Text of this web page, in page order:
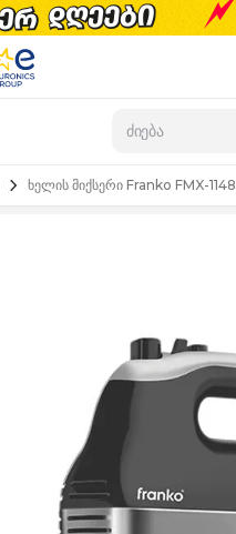
ხელის მიქსერი Franko FMX-1148